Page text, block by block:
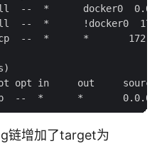
--  *      docker0
--  *      !docker0
--  *      *
opt in     out
链增加了target为